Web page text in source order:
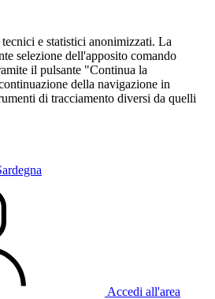
e statistici anonimizzati. La
selezione dell'apposito comando
il pulsante "Continua la
della navigazione in
di tracciamento diversi da quelli
Accedi all'area